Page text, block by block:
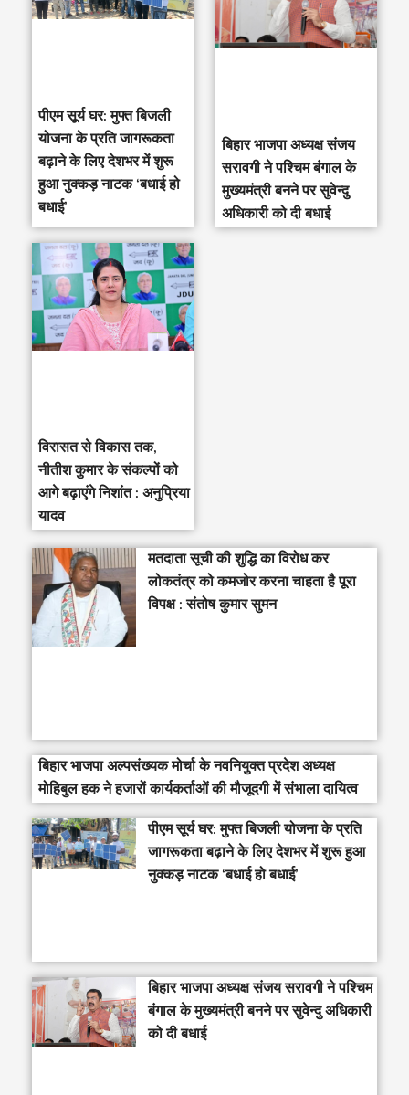
पीएम सूर्य घर: मुफ्त बिजली
योजना के प्रति जागरूकता
बढ़ाने के लिए देशभर में शुरू
हुआ नुक्कड़ नाटक ‘बधाई हो
बधाई’
‎बिहार भाजपा अध्यक्ष संजय
सरावगी ने पश्चिम बंगाल के
मुख्यमंत्री बनने पर सुवेन्दु
अधिकारी को दी बधाई
विरासत से विकास तक,
नीतीश कुमार के संकल्पों को
आगे बढ़ाएंगे निशांत : अनुप्रिया
यादव
मतदाता सूची की शुद्धि का विरोध कर
लोकतंत्र को कमजोर करना चाहता है पूरा
विपक्ष : संतोष कुमार सुमन
बिहार भाजपा अल्पसंख्यक मोर्चा के नवनियुक्त प्रदेश अध्यक्ष
मोहिबुल हक ने हजारों कार्यकर्ताओं की मौजूदगी में संभाला दायित्व
पीएम सूर्य घर: मुफ्त बिजली योजना के प्रति
जागरूकता बढ़ाने के लिए देशभर में शुरू हुआ
नुक्कड़ नाटक ‘बधाई हो बधाई’
‎बिहार भाजपा अध्यक्ष संजय सरावगी ने पश्चिम
बंगाल के मुख्यमंत्री बनने पर सुवेन्दु अधिकारी
को दी बधाई